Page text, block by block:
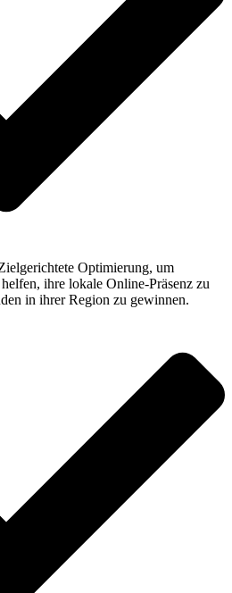
Optimierung, um
ihre lokale Online-Präsenz zu
in ihrer Region zu gewinnen.